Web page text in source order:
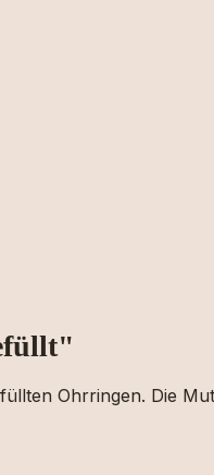
Ohrringen. Die